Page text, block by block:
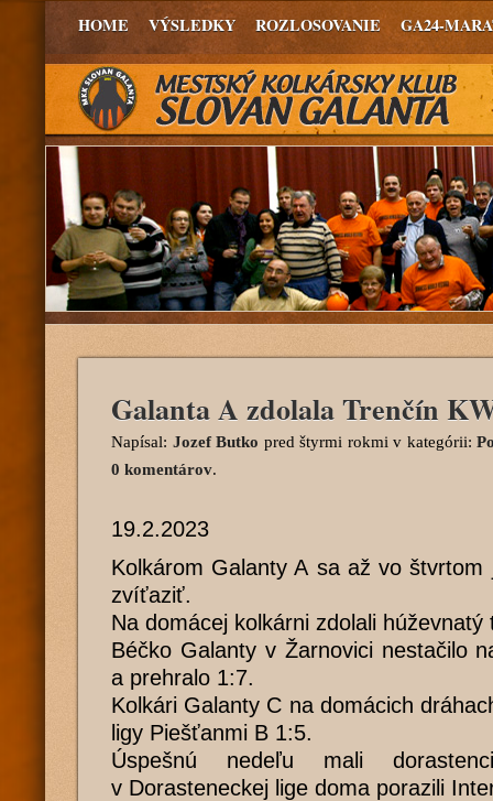
HOME VÝSLEDKY ROZLOSOVANIE GA24-
Galanta A zdolala Trenčín
Napísal: Jozef Butko pred štyrmi rokmi v kategórii:
0 komentárov.
19.2.2023
Kolkárom Galanty A sa až vo štvrtom
zvíťaziť.
Na domácej kolkárni zdolali
Béčko Galanty v Žarnovici nestačilo
a prehralo 1:7.
Kolkári Galanty C na domácich
ligy Piešťanmi B 1:5.
Úspešnú nedeľu mali
v Dorasteneckej lige doma porazili